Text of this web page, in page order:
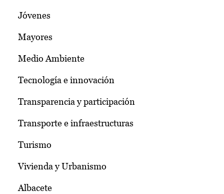
Jóvenes
Mayores
Medio Ambiente
Tecnología e innovación
Transparencia y participación
Transporte e infraestructuras
Turismo
Vivienda y Urbanismo
Albacete